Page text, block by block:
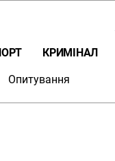
КРИМІНАЛ
Опитування